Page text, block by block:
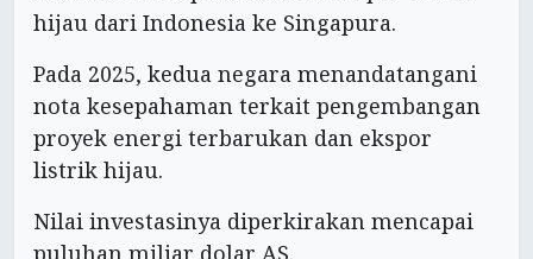
hijau dari Indonesia ke Singapura.
Pada 2025, kedua negara menandatangani
nota kesepahaman terkait pengembangan
proyek energi terbarukan dan ekspor
listrik hijau.
Nilai investasinya diperkirakan mencapai
puluhan miliar dolar AS.